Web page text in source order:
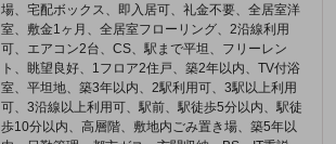
場、宅配ボックス、即入居可、礼金不要、全居室洋
室、敷金1ヶ月、全居室フローリング、2沿線利用
可、エアコン2台、CS、駅まで平坦、フリーレン
ト、眺望良好、1フロア2住戸、築2年以内、TV付浴
室、平坦地、築3年以内、2駅利用可、3駅以上利用
可、3沿線以上利用可、駅前、駅徒歩5分以内、駅徒
歩10分以内、高層階、敷地内ごみ置き場、築5年以